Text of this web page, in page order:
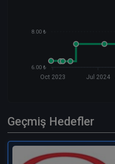
8.00 ₺
6.00 ₺
Oct 2023 Jul 2024
Geçmiş Hedefler